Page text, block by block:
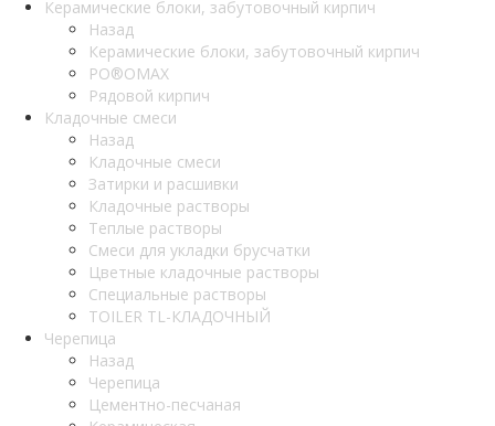
Керамические блоки, забутовочный кирпич
Назад
Керамические блоки, забутовочный кирпич
PO®OMAX
Рядовой кирпич
Кладочные смеси
Назад
Кладочные смеси
Затирки и расшивки
Кладочные растворы
Теплые растворы
Смеси для укладки брусчатки
Цветные кладочные растворы
Специальные растворы
TOILER TL-КЛАДОЧНЫЙ
Черепица
Назад
Черепица
Цементно-песчаная